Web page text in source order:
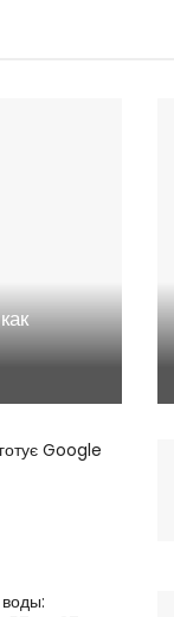
Google